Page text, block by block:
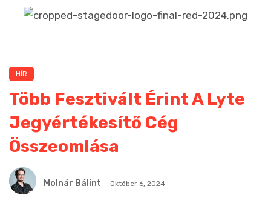
HÍR
Több Fesztivált Érint A Lyte
Jegyértékesítő Cég
Összeomlása
Molnár Bálint Október 6, 2024